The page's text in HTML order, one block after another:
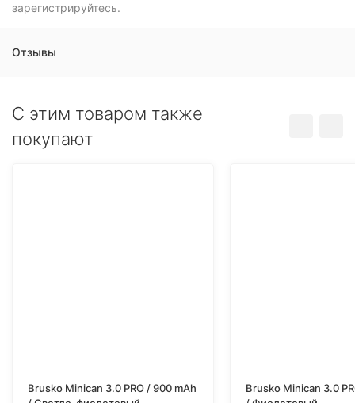
зарегистрируйтесь.
Отзывы
C этим товаром также
покупают
Brusko Minican 3.0 PRO / 900 mAh
Brusko Minican 3.0